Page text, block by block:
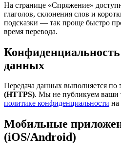
На странице «Спряжение»
глаголов, склонения слов и
подсказки — так проще быстро
время перевода.
Конфиденциальность
данных
Передача данных выполняется по
(HTTPS). Мы не публикуем ваши
политике конфиденциальности на
Мобильные
(iOS/Android)